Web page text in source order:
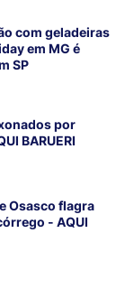
com geladeiras
em MG é
SP
por
BARUERI
Osasco flagra
- AQUI